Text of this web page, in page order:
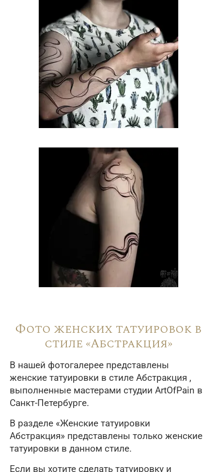
Фото женских татуировок в
стиле «Абстракция»
В нашей фотогалерее представлены
женские татуировки в стиле Абстракция ,
выполненные мастерами студии ArtOfPain в
Санкт-Петербурге.
В разделе «Женские татуировки
Абстракция» представлены только женские
татуировки в данном стиле.
Если вы хотите сделать татуировку и